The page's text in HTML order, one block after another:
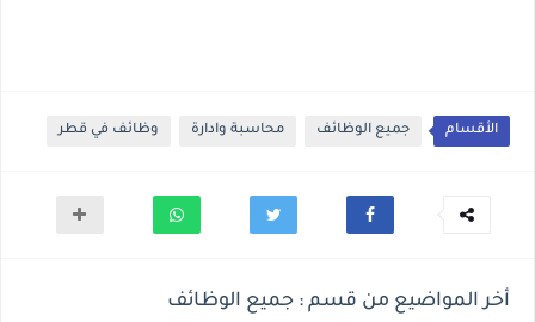
الأقسام جميع الوظائف محاسبة وادارة وظائف في قطر
أخر المواضيع من قسم : جميع الوظائف